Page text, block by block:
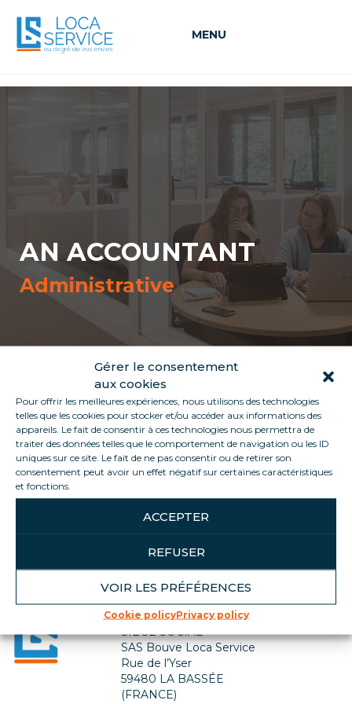
Gérer le consentement
aux cookies
Pour offrir les meilleures expériences, nous utilisons des technologies
telles que les cookies pour stocker et/ou accéder aux informations des
appareils. Le fait de consentir à ces technologies nous permettra de
traiter des données telles que le comportement de navigation ou les ID
uniques sur ce site. Le fait de ne pas consentir ou de retirer son
consentement peut avoir un effet négatif sur certaines caractéristiques
et fonctions.
ACCEPTER
REFUSER
VOIR LES PRÉFÉRENCES
Cookie policyPrivacy policy
MENU
AN ACCOUNTANT
Administrative
Back to jobs list
Contact us
SIÈGE SOCIAL
SAS Bouve Loca Service
Rue de l’Yser
59480 LA BASSÉE
(FRANCE)